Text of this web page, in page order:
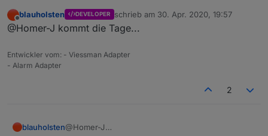
rein nehmen. ?
Offline
blauholsten DEVELOPER schrieb am 30. Apr. 2020, 19:57
zuletzt editiert von
@Homer-J kommt die Tage...
Entwickler vom: - Viessman Adapter
- Alarm Adapter
2
blauholsten@Homer-J